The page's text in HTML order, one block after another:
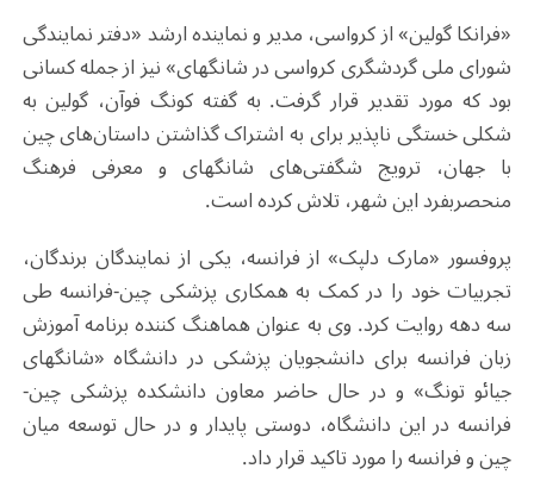
«فرانکا گولین» از کرواسی، مدیر و نماینده ارشد «دفتر نمایندگی
شورای ملی گردشگری کرواسی در شانگهای» نیز از جمله کسانی
بود که مورد تقدیر قرار گرفت. به گفته کونگ فوآن، گولین به
شکلی خستگی ناپذیر برای به اشتراک گذاشتن داستان‌های چین
با جهان، ترویج شگفتی‌های شانگهای و معرفی فرهنگ
منحصربفرد این شهر، تلاش کرده است.
پروفسور «مارک دلپک» از فرانسه، یکی از نمایندگان برندگان،
تجربیات خود را در کمک به همکاری پزشکی چین-فرانسه طی
سه دهه روایت کرد. وی به عنوان هماهنگ کننده برنامه آموزش
زبان فرانسه برای دانشجویان پزشکی در دانشگاه «شانگهای
جیائو تونگ» و در حال حاضر معاون دانشکده پزشکی چین-
فرانسه در این دانشگاه، دوستی پایدار و در حال توسعه میان
چین و فرانسه را مورد تاکید قرار داد.